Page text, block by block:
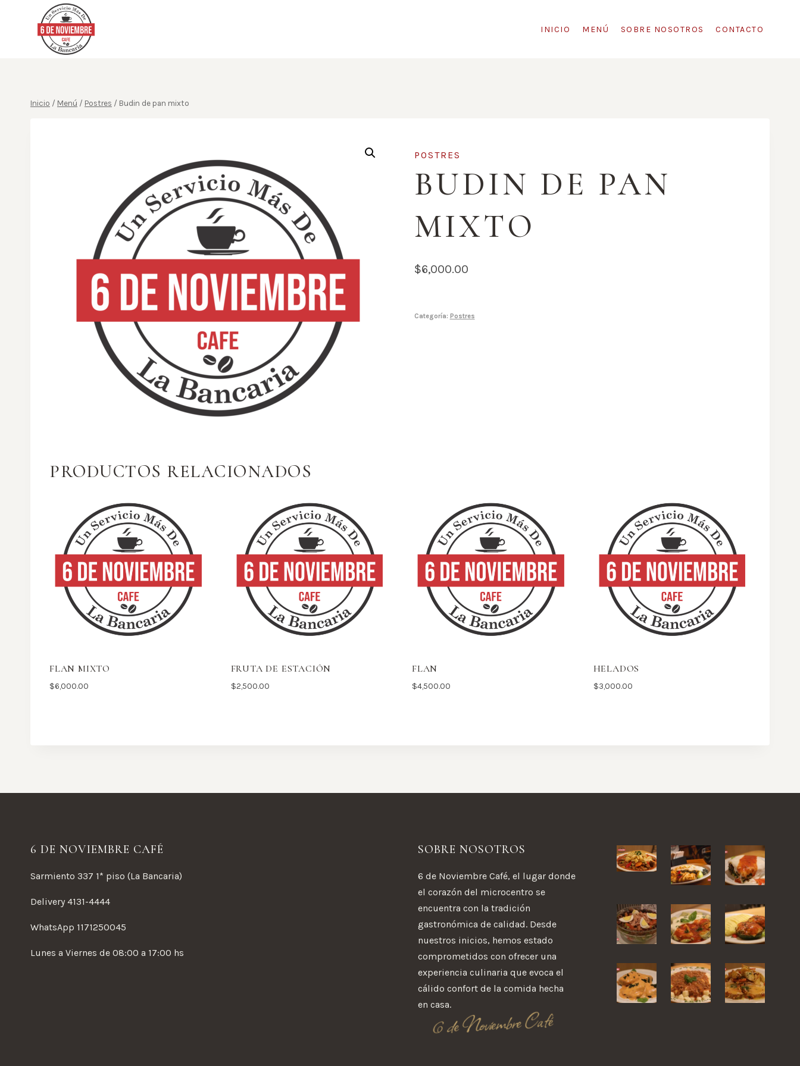
contenido
INICIO MENÚ SOBRE NOSOTROS CONTACTO
Inicio / Menú / Postres / Budin de pan mixto
POSTRES
BUDIN DE PAN
MIXTO
$6,000.00
Categoría: Postres
PRODUCTOS RELACIONADOS
FLAN MIXTO
$6,000.00
FRUTA DE ESTACIÓN
$2,500.00
FLAN
$4,500.00
HELADOS
$3,000.00
6 DE NOVIEMBRE CAFÉ
Sarmiento 337 1* piso (La Bancaria)
Delivery 4131-4444
WhatsApp 1171250045
Lunes a Viernes de 08:00 a 17:00 hs
SOBRE NOSOTROS
6 de Noviembre Café, el lugar donde
el corazón del microcentro se
encuentra con la tradición
gastronómica de calidad. Desde
nuestros inicios, hemos estado
comprometidos con ofrecer una
experiencia culinaria que evoca el
cálido confort de la comida hecha
en casa.